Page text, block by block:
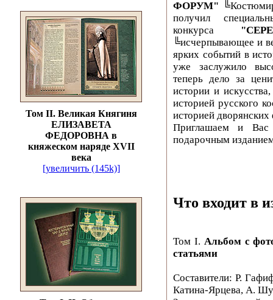
Том II. Великая Княгиня
ЕЛИЗАВЕТА
ФЕДОРОВНА в
княжеском наряде XVII
века
[увеличить (145k)]
ФОРУМ"
получил
конкурса
╚исчерпывающее и
ярких событий в
уже заслужило
теперь дело за
истории и
историей русского
историей
Приглашаем и Вас
подарочным
Что входит в
Том I. Альбом с
статьями
Составители: Р.
Катина-Ярцева, А.